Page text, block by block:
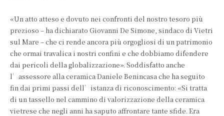
«Un atto atteso e dovuto nei confronti del nostro tesoro più
prezioso – ha dichiarato Giovanni De Simone, sindaco di Vietri
sul Mare – che ci rende ancora più orgogliosi di un patrimonio
che ormai travalica i nostri confini e che dobbiamo difendere
dai pericoli della globalizzazione». Soddisfatto anche
l’assessore alla ceramica Daniele Benincasa che ha seguito
fin dai primi passi dell’istanza di riconoscimento: «Si tratta
di un tassello nel cammino di valorizzazione della ceramica
vietrese che negli anni ha saputo affrontare tante sfide. Era